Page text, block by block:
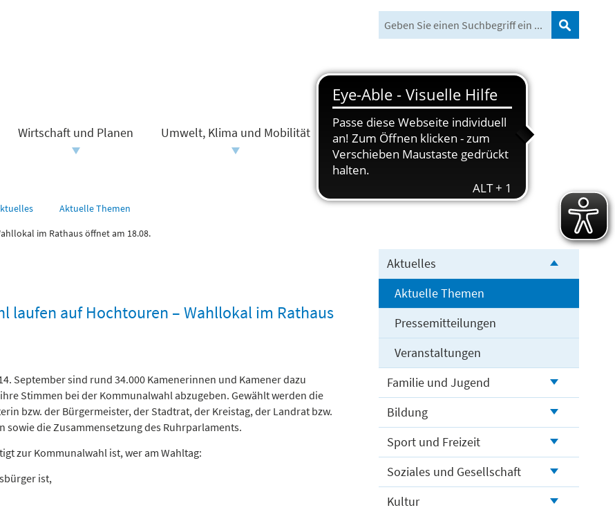
Wirtschaft und Planen Umwelt, Klima und Mobilität Freizeit und Tourismus
Aktuelle Themen
im Rathaus öffnet am 18.08.
laufen auf Hochtouren – Wahllokal im Rathaus
September sind rund 34.000 Kamenerinnen und Kamener dazu
Stimmen bei der Kommunalwahl abzugeben. Gewählt werden die
bzw. der Bürgermeister, der Stadtrat, der Kreistag, der Landrat bzw.
sowie die Zusammensetzung des Ruhrparlaments.
zur Kommunalwahl ist, wer am Wahltag:
ist,
Aktuelles
Aktuelle Themen
Pressemitteilungen
Veranstaltungen
Familie und Jugend
Bildung
Sport und Freizeit
Soziales und Gesellschaft
Kultur